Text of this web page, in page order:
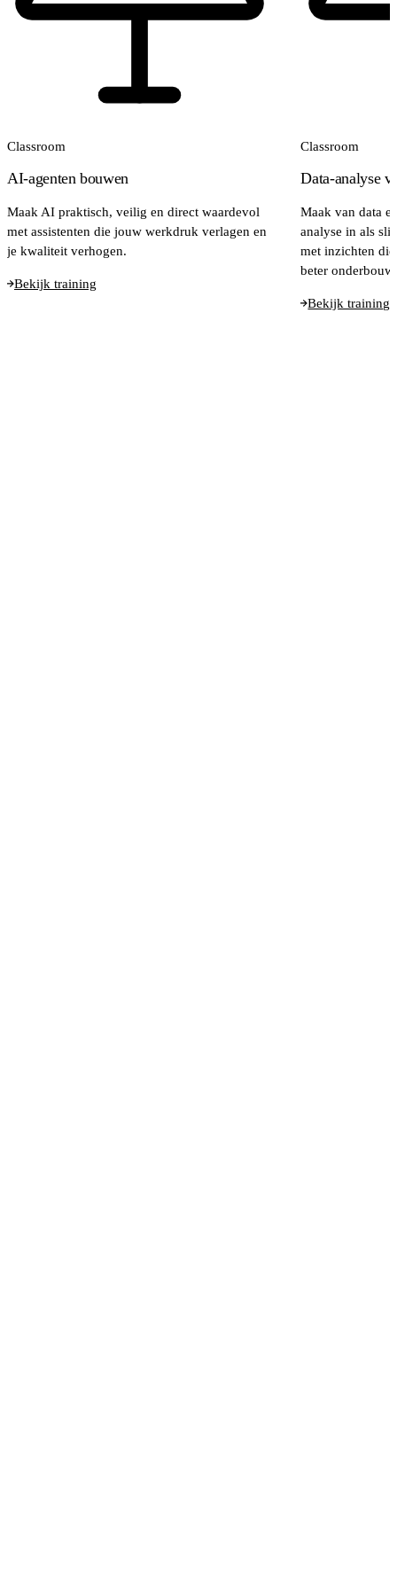
Classroom
AI-agenten bouwen
Maak AI praktisch, veilig en direct waardevol
met assistenten die jouw werkdruk verlagen en
je kwaliteit verhogen.
Bekijk training
Classroom
Data-analyse
Maak van data
analyse in als
met inzichten
beter
Bekijk training